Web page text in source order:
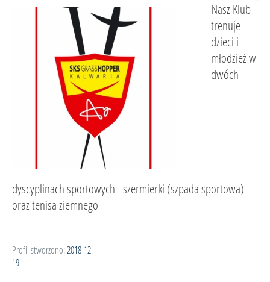
Nasz Klub
trenuje
dzieci i
młodzież w
dwóch
dyscyplinach sportowych - szermierki (szpada sportowa)
oraz tenisa ziemnego
Profil stworzono: 2018-12-
19